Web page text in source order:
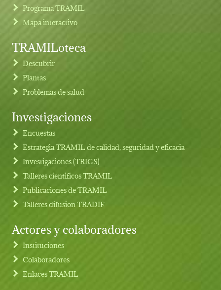
Footer menu
Programa TRAMIL
Mapa interactivo
TRAMILoteca
Descubrir
Plantas
Problemas de salud
Investigaciones
Encuestas
Estrategia TRAMIL de calidad, seguridad y eficacia
Investigaciones (TRIGS)
Talleres cientificos TRAMIL
Publicaciones de TRAMIL
Talleres difusion TRADIF
Actores y colaboradores
Instituciones
Colaboradores
Enlaces TRAMIL